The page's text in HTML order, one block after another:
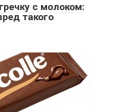
с молоком:
такого